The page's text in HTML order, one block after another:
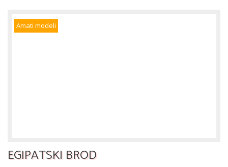
Amati modeli
EGIPATSKI BROD